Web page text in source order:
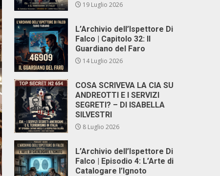
19 Luglio 2026
L’Archivio dell’Ispettore Di
Falco | Capitolo 32: Il
Guardiano del Faro
14 Luglio 2026
COSA SCRIVEVA LA CIA SU
ANDREOTTI E I SERVIZI
SEGRETI? – DI ISABELLA
SILVESTRI
8 Luglio 2026
L’Archivio dell’Ispettore Di
Falco | Episodio 4: L’Arte di
Catalogare l’Ignoto